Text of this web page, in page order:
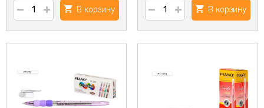
В корзину В корзину